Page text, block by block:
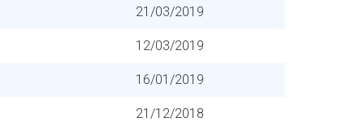
21/03/2019
12/03/2019
16/01/2019
21/12/2018